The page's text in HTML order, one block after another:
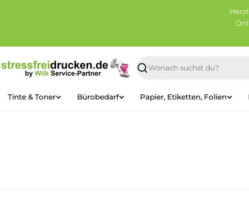
Suchen
Tinte & Toner Bürobedarf Papier, Etiketten, Folien